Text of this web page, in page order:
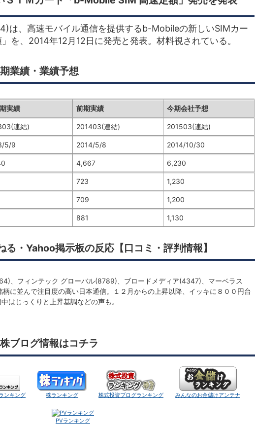
は、高速モバイル通信を提供するb-Mobileの新しいSIMカー
を、2014年12月12日に発売と発表。材料視されている。
業績・業績予想
実績 前期実績 今期会社予想
連結) 201403(連結) 201503(連結)
5/9 2014/5/8 2014/10/30
4,667 6,230
723 1,230
709 1,200
881 1,130
る・Yahoo掲示板の反応【口コミ・評判情報】
、フィンテック グローバル(8789)、ブロードメディア(4347)、マーベラス
に並んで注目度の高い日本通信。１２月からの上昇以降、イッキに８００円台
はじっくりと上昇基調などの声も。
ブログ情報はコチラ
ンキング 株ランキング 株式投資ブログランキング みんなのお金儲けアンテナ
PVランキング